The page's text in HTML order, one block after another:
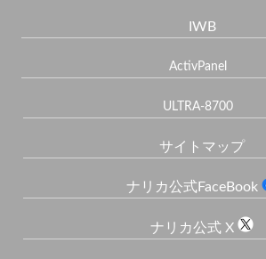
IWB
ActivPanel
ULTRA-8700
サイトマップ
ナリカ公式FaceBook
ナリカ公式 X